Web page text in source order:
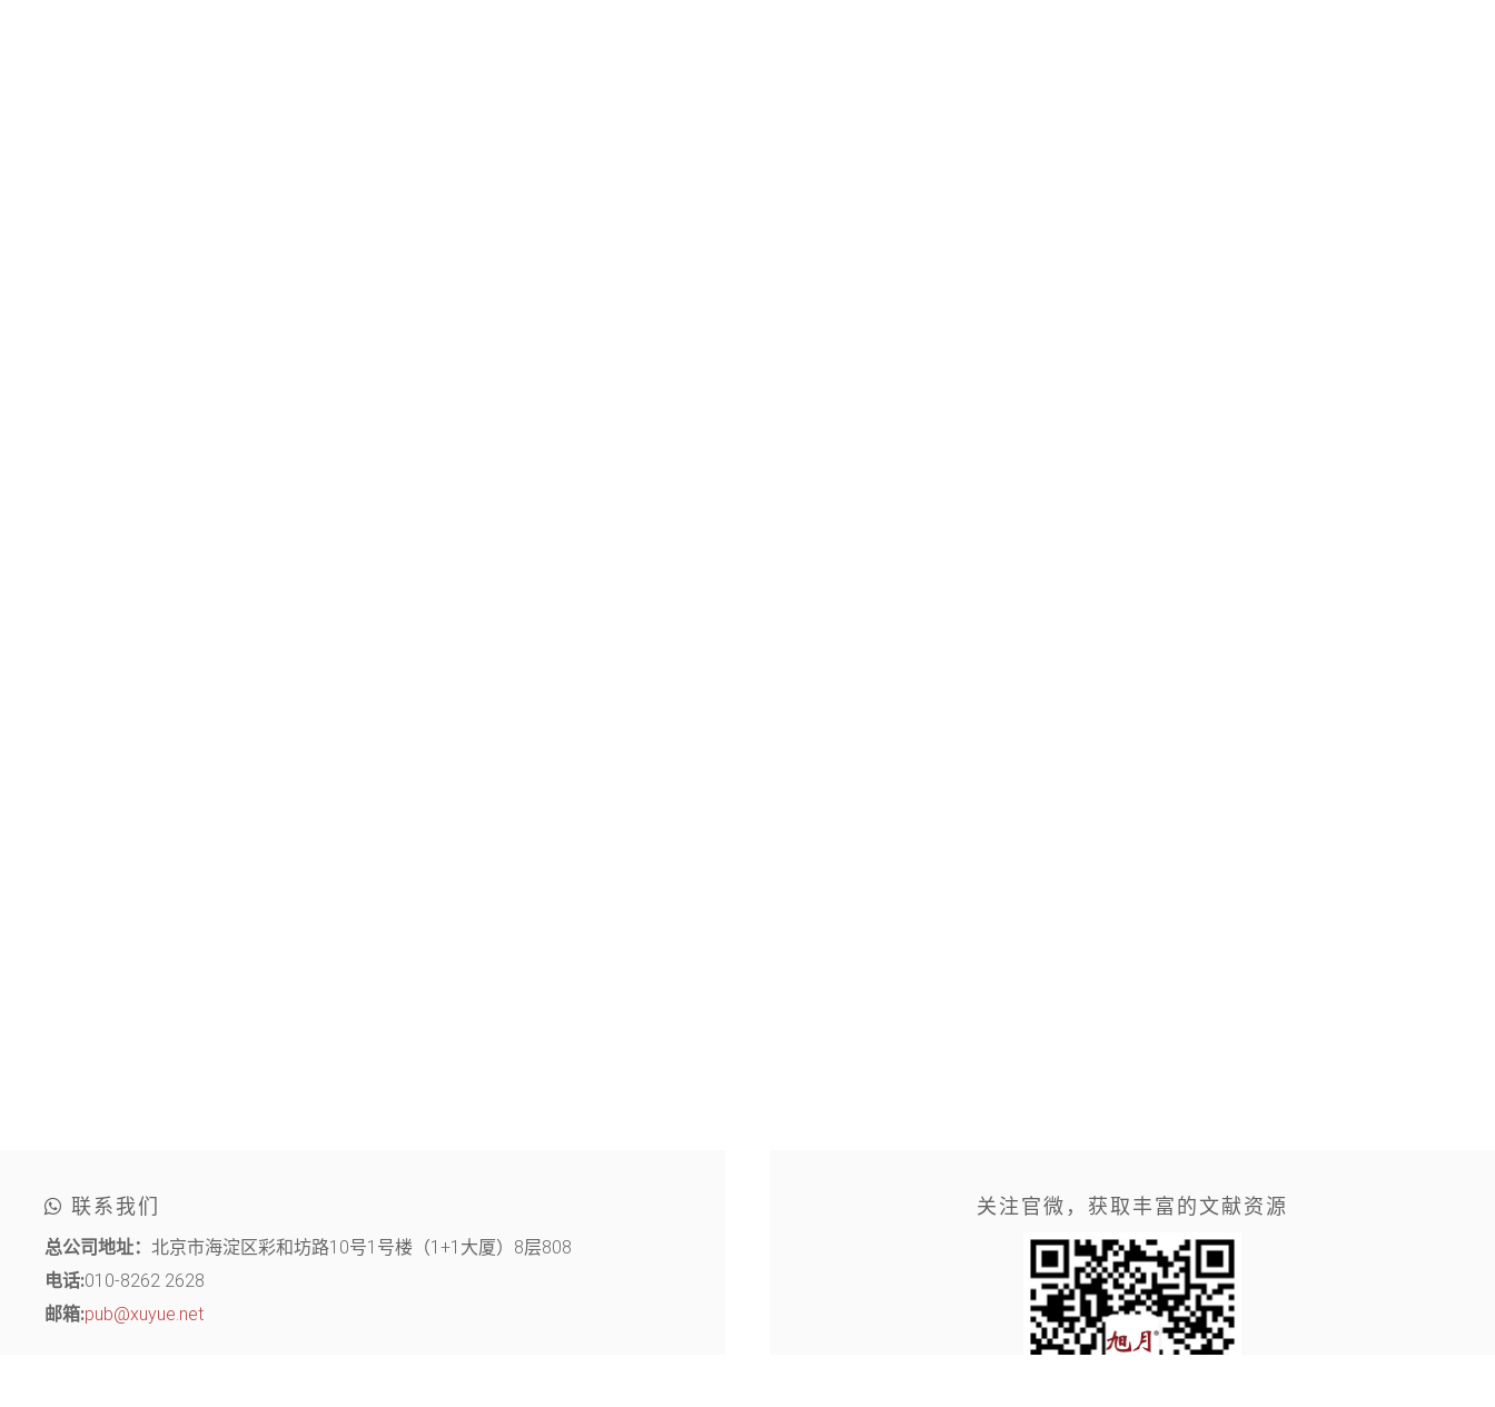
联系我们
总公司地址： 北京市海淀区彩和坊路10号1号楼（1+1大厦）8层808
电话:010-8262 2628
邮箱:pub@xuyue.net
关注官微，获取丰富的文献资源